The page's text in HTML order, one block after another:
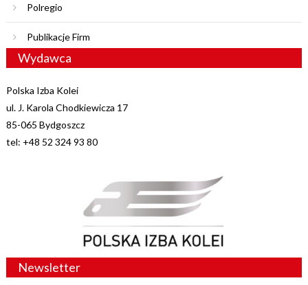
Polregio
Publikacje Firm
Wydawca
Polska Izba Kolei
ul. J. Karola Chodkiewicza 17
85-065 Bydgoszcz
tel: +48 52 324 93 80
Newsletter